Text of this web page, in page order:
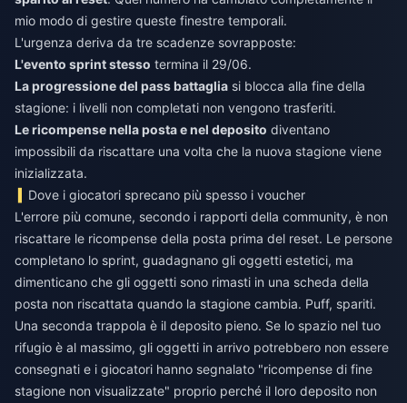
mio modo di gestire queste finestre temporali.
L'urgenza deriva da tre scadenze sovrapposte:
L'evento sprint stesso termina il 29/06.
La progressione del pass battaglia si blocca alla fine della
stagione: i livelli non completati non vengono trasferiti.
Le ricompense nella posta e nel deposito diventano
impossibili da riscattare una volta che la nuova stagione viene
inizializzata.
Dove i giocatori sprecano più spesso i voucher
L'errore più comune, secondo i rapporti della community, è non
riscattare le ricompense della posta prima del reset. Le persone
completano lo sprint, guadagnano gli oggetti estetici, ma
dimenticano che gli oggetti sono rimasti in una scheda della
posta non riscattata quando la stagione cambia. Puff, spariti.
Una seconda trappola è il deposito pieno. Se lo spazio nel tuo
rifugio è al massimo, gli oggetti in arrivo potrebbero non essere
consegnati e i giocatori hanno segnalato "ricompense di fine
stagione non visualizzate" proprio perché il loro deposito non